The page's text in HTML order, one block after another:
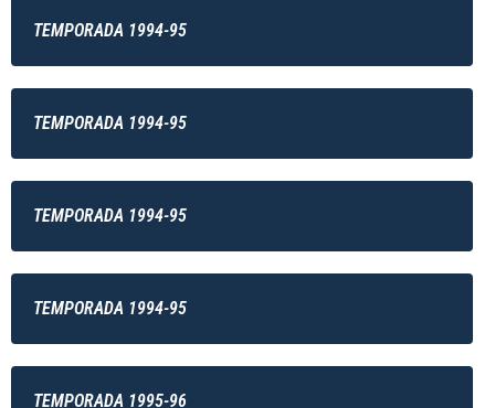
TEMPORADA 1994-95
TEMPORADA 1994-95
TEMPORADA 1994-95
TEMPORADA 1994-95
TEMPORADA 1995-96